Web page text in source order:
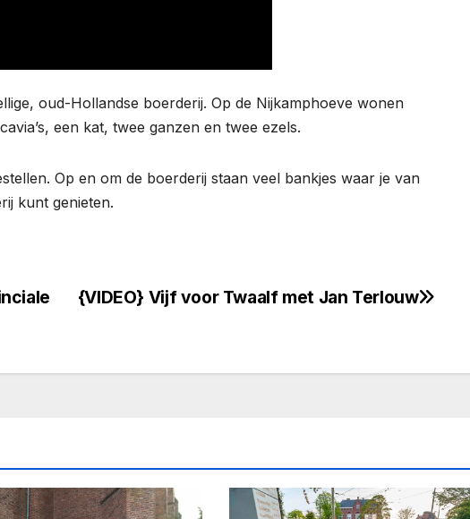
oud-Hollandse boerderij. Op de Nijkamphoeve wonen
een kat, twee ganzen en twee ezels.
Op en om de boerderij staan veel bankjes waar je van
kunt genieten.
{VIDEO} Vijf voor Twaalf met Jan Terlouw